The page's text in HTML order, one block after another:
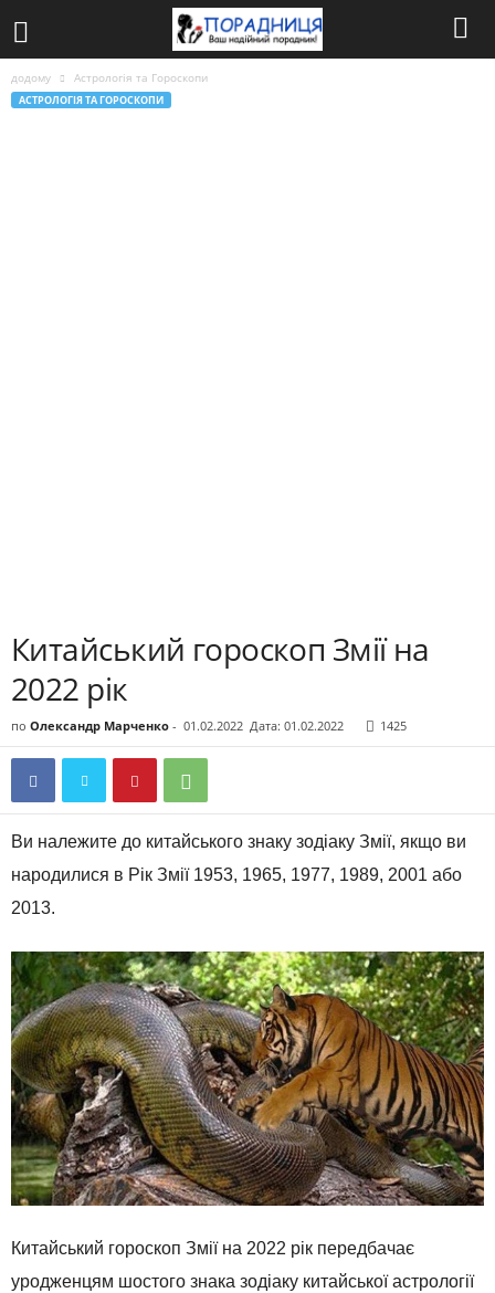
додому Астрологія та Гороскопи
АСТРОЛОГІЯ ТА ГОРОСКОПИ
Китайський гороскоп Змії на
2022 рік
по Олександр Марченко - 01.02.2022 Дата: 01.02.2022 1425
Ви належите до китайського знаку зодіаку Змії, якщо ви
народилися в Рік Змії 1953, 1965, 1977, 1989, 2001 або
2013.
Китайський гороскоп Змії на 2022 рік передбачає
уродженцям шостого знака зодіаку китайської астрології